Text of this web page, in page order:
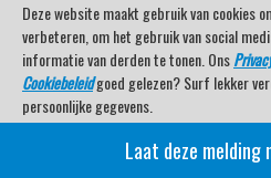
Deze website maakt gebruik van cookies
verbeteren, om het gebruik van social
informatie van derden te tonen. Ons
Cookiebeleidgoed gelezen? Surf lekker
persoonlijke gegevens.
Veel kijkplezier met Watersport TV
Laat deze melding